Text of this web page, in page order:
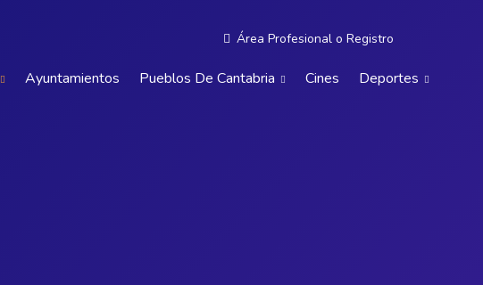
Área Profesional o Registro
Ayuntamientos Pueblos De Cantabria Cines Deportes